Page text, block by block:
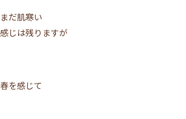
まだ肌寒い
感じは残りますが
春を感じて